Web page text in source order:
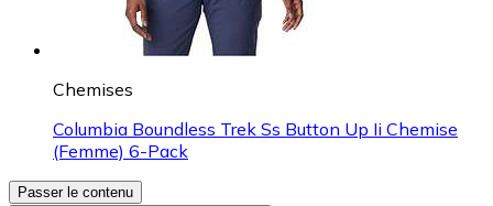
Chemises
Columbia Boundless Trek Ss Button Up Ii Chemise
(Femme) 6-Pack
Passer le contenu